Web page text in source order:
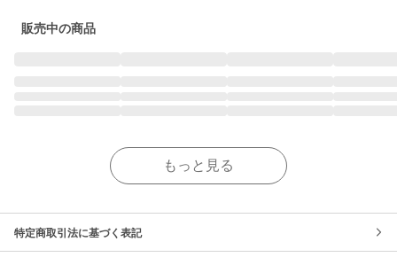
販売中の商品
もっと見る
特定商取引法に基づく表記